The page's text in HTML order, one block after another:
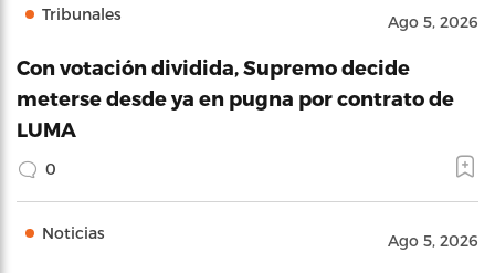
Tribunales Ago 5, 2026
Con votación dividida, Supremo decide
meterse desde ya en pugna por contrato de
LUMA
0
Noticias Ago 5, 2026